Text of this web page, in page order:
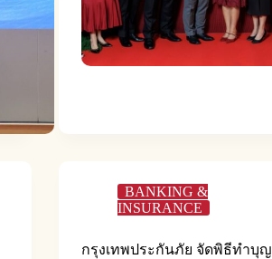
BANKING &
INSURANCE
กรุงเทพประกันภัย จัดพิธีทำบุญ